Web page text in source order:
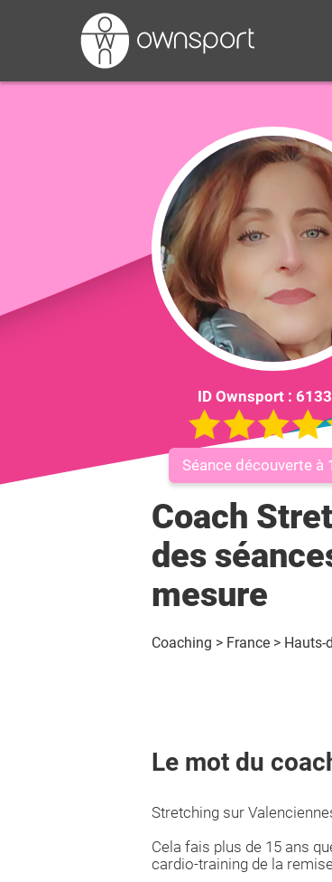
ID Ownsport :
Séance découverte à
Coach
des
mesure
Coaching > France > Hauts-
Le mot du
Stretching sur
Cela fais plus de 15 ans
cardio-training de la